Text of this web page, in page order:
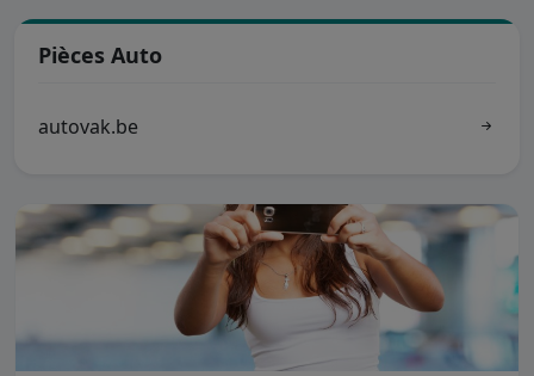
Pièces Auto
autovak.be